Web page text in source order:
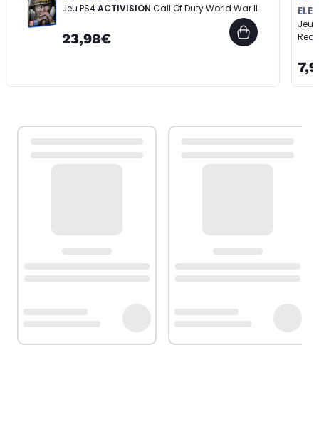
Jeu PS4ACTIVISION Call Of Duty World War II
23,98€
Jeu